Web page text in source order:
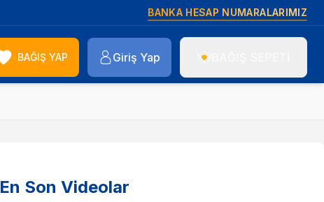
BANKA HESAP NUMARALARIMIZ
BAĞIŞ YAP Giriş Yap
En Son Videolar